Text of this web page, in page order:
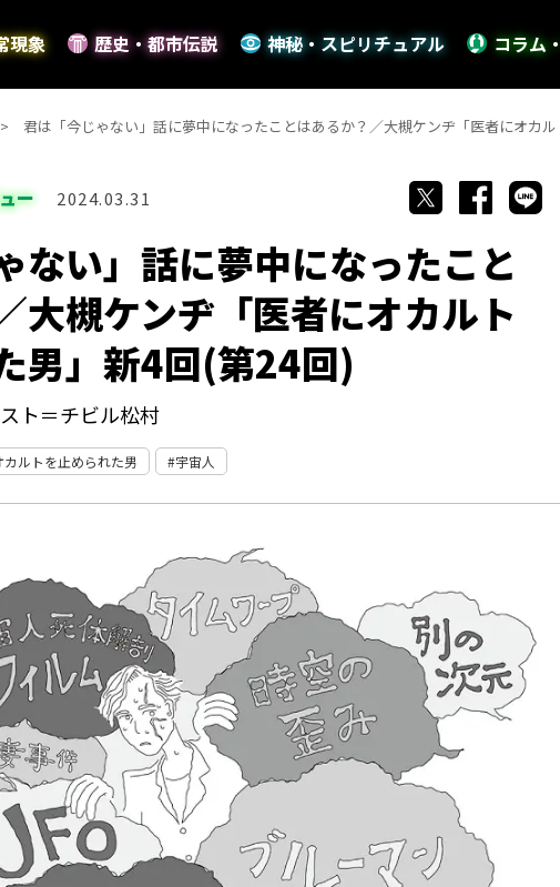
現象 歴史・都市伝説 神秘・スピリチュアル コラム
君は「今じゃない」話に夢中になったことはあるか？／大槻ケンヂ「医者にオカ
ー 2024.03.31
ない」話に夢中になったこと
大槻ケンヂ「医者にオカルト
男」新4回(第24回)
ト＝チビル松村
カルトを止められた男 宇宙人